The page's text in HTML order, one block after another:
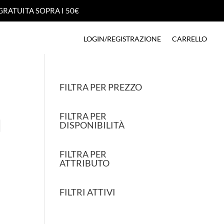
SOPRA I 50€
SOPRA I 50€
LOGIN/REGISTRAZIONE CARRELLO
LOGIN/REGISTRAZIONE CARRELLO
FILTRA PER PREZZO
FILTRA PER
DISPONIBILITÀ
FILTRA PER
ATTRIBUTO
FILTRI ATTIVI